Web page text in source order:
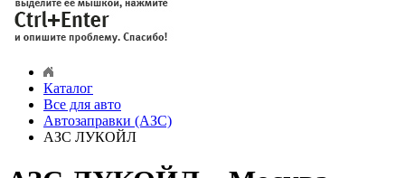
Каталог
Все для авто
Автозаправки (АЗС)
АЗС ЛУКОЙЛ